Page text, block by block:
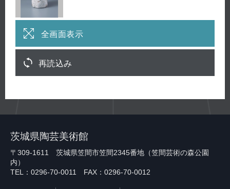
全画面表示
再読込み
茨城県陶芸美術館
〒309-1611 茨城県笠間市笠間2345番地（笠間芸術の森公園
内）
TEL：0296-70-0011 FAX：0296-70-0012